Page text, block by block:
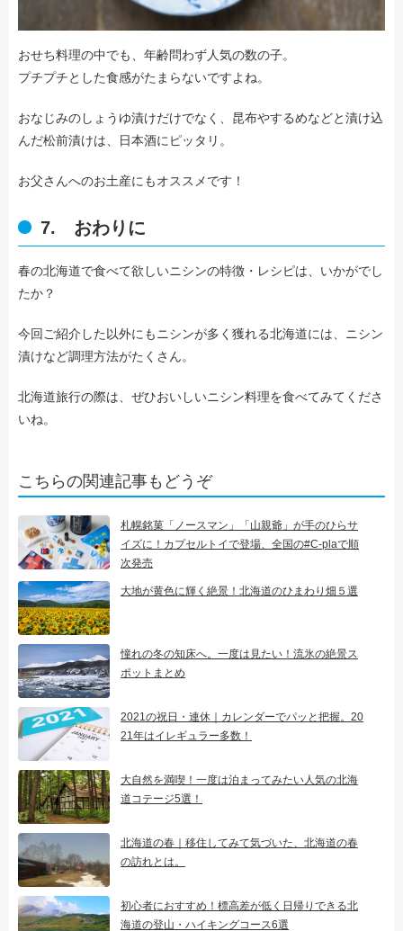
おせち料理の中でも、年齢問わず人気の数の子。
プチプチとした食感がたまらないですよね。
おなじみのしょうゆ漬けだけでなく、昆布やするめなどと漬け込
んだ松前漬けは、日本酒にピッタリ。
お父さんへのお土産にもオススメです！
7. おわりに
春の北海道で食べて欲しいニシンの特徴・レシピは、いかがでし
たか？
今回ご紹介した以外にもニシンが多く獲れる北海道には、ニシン
漬けなど調理方法がたくさん。
北海道旅行の際は、ぜひおいしいニシン料理を食べてみてくださ
いね。
こちらの関連記事もどうぞ
札幌銘菓「ノースマン」「山親爺」が手のひらサ
イズに！カプセルトイで登場、全国の#C-plaで順
次発売
大地が黄色に輝く絶景！北海道のひまわり畑５選
憧れの冬の知床へ。一度は見たい！流氷の絶景ス
ポットまとめ
2021の祝日・連休｜カレンダーでパッと把握。20
21年はイレギュラー多数！
大自然を満喫！一度は泊まってみたい人気の北海
道コテージ5選！
北海道の春｜移住してみて気づいた、北海道の春
の訪れとは。
初心者におすすめ！標高差が低く日帰りできる北
海道の登山・ハイキングコース6選